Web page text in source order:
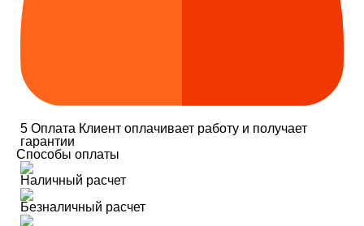
5 Оплата Клиент оплачивает работу и получает
гарантии
Способы оплаты
Наличный расчет
Безналичный расчет